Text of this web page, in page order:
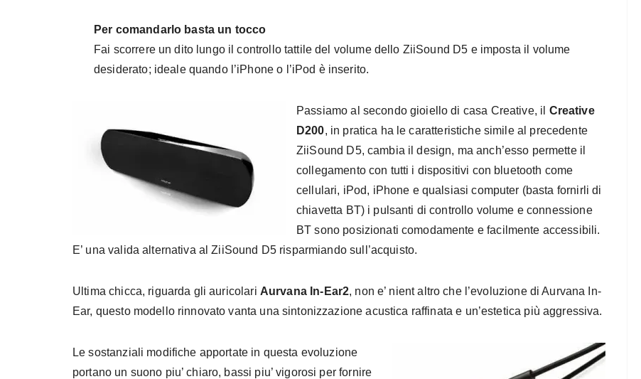
Per comandarlo basta un tocco
Fai scorrere un dito lungo il controllo tattile del volume dello ZiiSound D5 e imposta il volume
desiderato; ideale quando l’iPhone o l’iPod è inserito.
Passiamo al secondo gioiello di casa Creative, il Creative
D200, in pratica ha le caratteristiche simile al precedente
ZiiSound D5, cambia il design, ma anch’esso permette il
collegamento con tutti i dispositivi con bluetooth come
cellulari, iPod, iPhone e qualsiasi computer (basta fornirli di
chiavetta BT) i pulsanti di controllo volume e connessione
BT sono posizionati comodamente e facilmente accessibili.
E’ una valida alternativa al ZiiSound D5 risparmiando sull’acquisto.
Ultima chicca, riguarda gli auricolari Aurvana In-Ear2, non e’ nient altro che l’evoluzione di Aurvana In-
Ear, questo modello rinnovato vanta una sintonizzazione acustica raffinata e un’estetica più aggressiva.
Le sostanziali modifiche apportate in questa evoluzione
portano un suono piu’ chiaro, bassi piu’ vigorosi per fornire